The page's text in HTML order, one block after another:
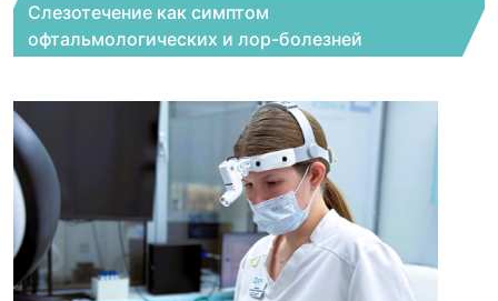
Слезотечение как симптом
офтальмологических и лор-болезней